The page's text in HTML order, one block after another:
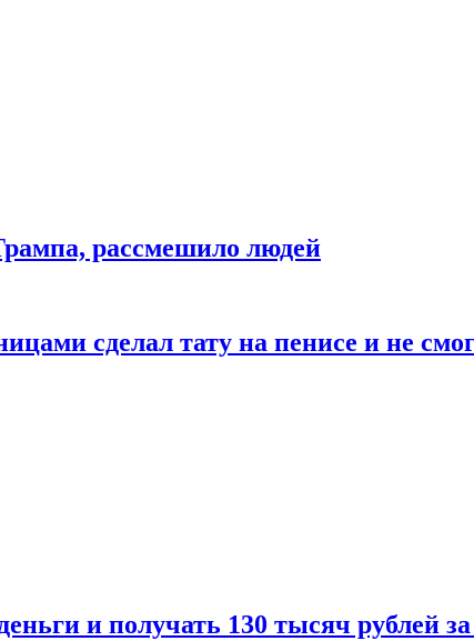
рассмешило людей
сделал тату на пенисе и не
и получать 130 тысяч рублей